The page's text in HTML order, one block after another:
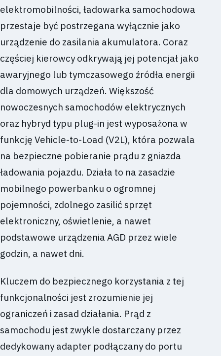
elektromobilności, ładowarka samochodowa
przestaje być postrzegana wyłącznie jako
urządzenie do zasilania akumulatora. Coraz
częściej kierowcy odkrywają jej potencjał jako
awaryjnego lub tymczasowego źródła energii
dla domowych urządzeń. Większość
nowoczesnych samochodów elektrycznych
oraz hybryd typu plug-in jest wyposażona w
funkcję Vehicle-to-Load (V2L), która pozwala
na bezpieczne pobieranie prądu z gniazda
ładowania pojazdu. Działa to na zasadzie
mobilnego powerbanku o ogromnej
pojemności, zdolnego zasilić sprzęt
elektroniczny, oświetlenie, a nawet
podstawowe urządzenia AGD przez wiele
godzin, a nawet dni.
Kluczem do bezpiecznego korzystania z tej
funkcjonalności jest zrozumienie jej
ograniczeń i zasad działania. Prąd z
samochodu jest zwykle dostarczany przez
dedykowany adapter podłączany do portu